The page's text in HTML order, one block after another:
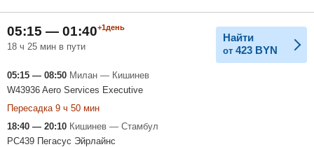
05:15 — 01:40+1день
18 ч 25 мин в пути
Найти
от 423 BYN
05:15 — 08:50 Милан — Кишинев
W43936 Aero Services Executive
Пересадка 9 ч 50 мин
18:40 — 20:10 Кишинев — Стамбул
PC439 Пегасус Эйрлайнс